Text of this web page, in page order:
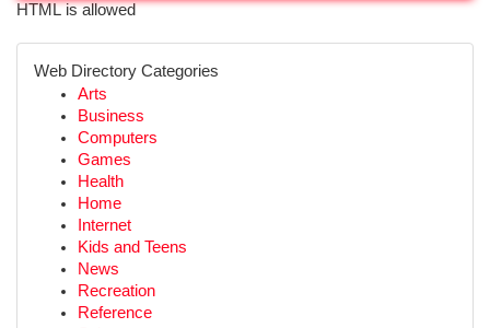
HTML is allowed
Web Directory Categories
Arts
Business
Computers
Games
Health
Home
Internet
Kids and Teens
News
Recreation
Reference